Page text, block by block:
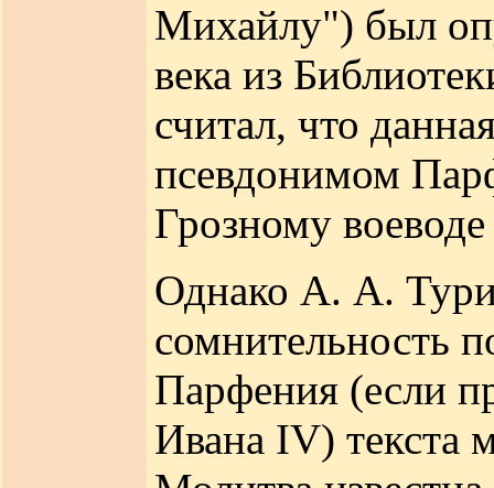
Михайлу") был
века из
считал, что
псевдонимом
Грозному
Однако А. А.
сомнительность
Парфения (если
Ивана IV) текста